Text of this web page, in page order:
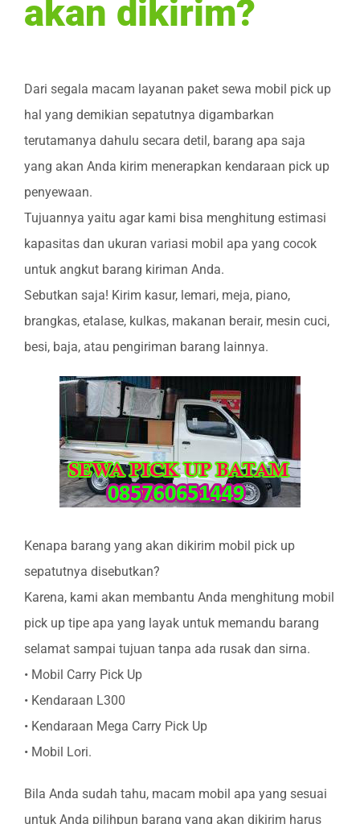
akan dikirim?
Dari segala macam layanan paket sewa mobil pick up
hal yang demikian sepatutnya digambarkan
terutamanya dahulu secara detil, barang apa saja
yang akan Anda kirim menerapkan kendaraan pick up
penyewaan.
Tujuannya yaitu agar kami bisa menghitung estimasi
kapasitas dan ukuran variasi mobil apa yang cocok
untuk angkut barang kiriman Anda.
Sebutkan saja! Kirim kasur, lemari, meja, piano,
brangkas, etalase, kulkas, makanan berair, mesin cuci,
besi, baja, atau pengiriman barang lainnya.
Kenapa barang yang akan dikirim mobil pick up
sepatutnya disebutkan?
Karena, kami akan membantu Anda menghitung mobil
pick up tipe apa yang layak untuk memandu barang
selamat sampai tujuan tanpa ada rusak dan sirna.
• Mobil Carry Pick Up
• Kendaraan L300
• Kendaraan Mega Carry Pick Up
• Mobil Lori.
Bila Anda sudah tahu, macam mobil apa yang sesuai
untuk Anda pilihpun barang yang akan dikirim harus